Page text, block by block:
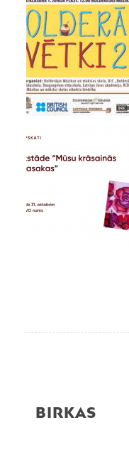
BIRKAS